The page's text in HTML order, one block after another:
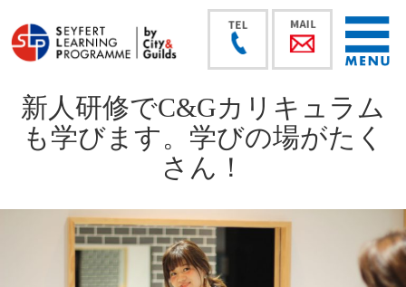
新人研修でC&Gカリキュラム
も学びます。学びの場がたく
さん！